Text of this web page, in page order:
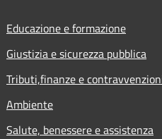
Educazione e formazione
Giustizia e sicurezza pubblica
Tributi,finanze e
Ambiente
Salute, benessere e assistenza